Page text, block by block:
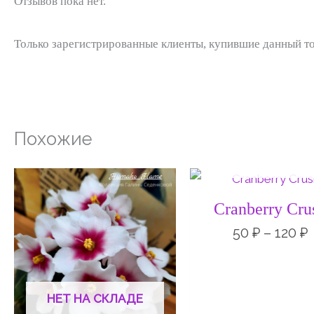
Только зарегистрированные клиенты, купившие данный
Похожие
НЕТ НА СКЛАДЕ
Диапазон
цен:
50 ₽
–
120 ₽
Cranberry
50₽ – 120₽